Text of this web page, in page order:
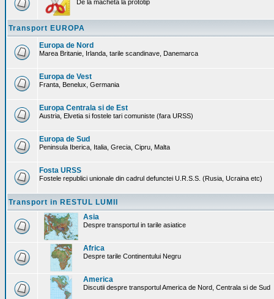
De la macheta la prototip
Transport EUROPA
Europa de Nord
Marea Britanie, Irlanda, tarile scandinave, Danemarca
Europa de Vest
Franta, Benelux, Germania
Europa Centrala si de Est
Austria, Elvetia si fostele tari comuniste (fara URSS)
Europa de Sud
Peninsula Iberica, Italia, Grecia, Cipru, Malta
Fosta URSS
Fostele republici unionale din cadrul defunctei U.R.S.S. (Rusia, Ucraina etc)
Transport in RESTUL LUMII
Asia
Despre transportul in tarile asiatice
Africa
Despre tarile Continentului Negru
America
Discutii despre transportul America de Nord, Centrala si de Sud